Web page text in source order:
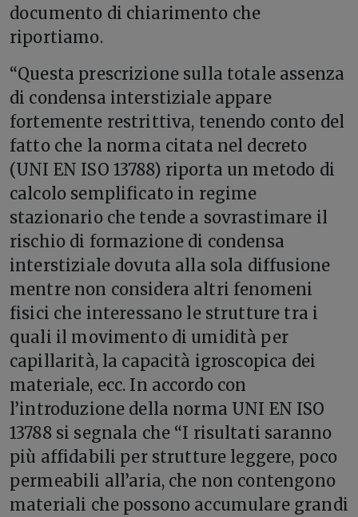
documento di chiarimento che
riportiamo.
“Questa prescrizione sulla totale assenza
di condensa interstiziale appare
fortemente restrittiva, tenendo conto del
fatto che la norma citata nel decreto
(UNI EN ISO 13788) riporta un metodo di
calcolo semplificato in regime
stazionario che tende a sovrastimare il
rischio di formazione di condensa
interstiziale dovuta alla sola diffusione
mentre non considera altri fenomeni
fisici che interessano le strutture tra i
quali il movimento di umidità per
capillarità, la capacità igroscopica dei
materiale, ecc. In accordo con
l’introduzione della norma UNI EN ISO
13788 si segnala che “I risultati saranno
più affidabili per strutture leggere, poco
permeabili all’aria, che non contengono
materiali che possono accumulare grandi